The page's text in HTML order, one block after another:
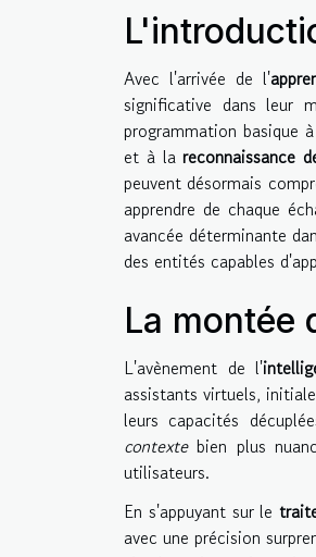
Avec l'arrivée de l'
significative dans leur
programmation basique
et à lareconnaissance
peuvent désormais
apprendre de chaque
avancée déterminante
des entités capables
La montée
L'avènement de l'
assistants virtuels,
leurs capacités
contextebien plus
utilisateurs.
En s'appuyant sur le
avec une précision